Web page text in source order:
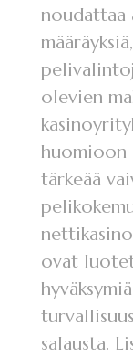
noudattaa
olevien
huomioon
tärkeää
ovat
salausta.